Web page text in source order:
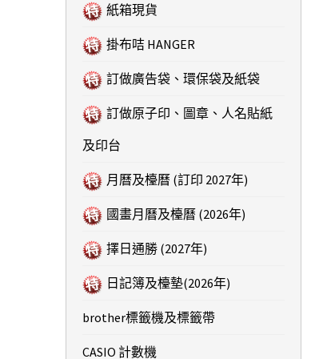
紙箱現貨
掛布咭 HANGER
訂做廣告袋、環保袋及紙袋
訂做原子印、圖章、人名貼紙
及印台
月曆及檯曆 (訂印 2027年)
國畫月曆及檯曆 (2026年)
擇日通勝 (2027年)
日記簿及檯墊(2026年)
brother標籤機及標籤帶
CASIO 計數機